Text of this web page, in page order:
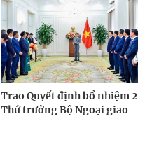
Trao Quyết định bổ nhiệm 2
Thứ trưởng Bộ Ngoại giao